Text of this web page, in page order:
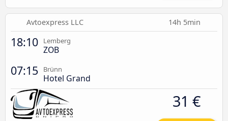
Avtoexpress LLC 14h 5min
18:10 Lemberg
ZOB
07:15 Brünn
Hotel Grand
31 €